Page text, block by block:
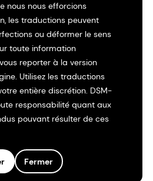
nous nous efforcions
les traductions peuvent
ou déformer le sens
toute information
reporter à la version
Utilisez les traductions
entière discrétion. DSM-
responsabilité quant aux
pouvant résulter de ces
Fermer